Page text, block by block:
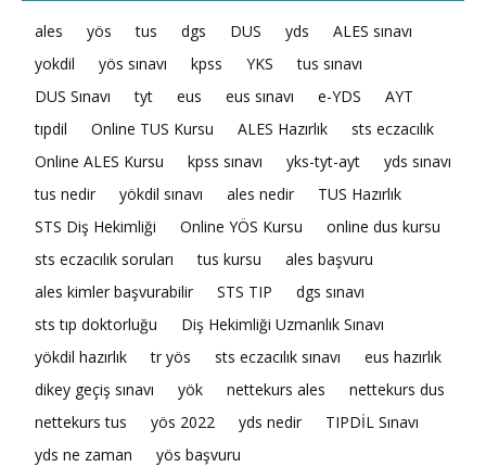
ales yös tus dgs DUS yds
ALES sınavı
yokdil
yös sınavı kpss YKS
tus sınavı
DUS Sınavı
tyt eus eus sınavı e-YDS
AYT
tıpdil
Online TUS Kursu ALES Hazırlık
sts eczacılık
Online ALES Kursu
kpss sınavı yks-tyt-ayt
yds sınavı
tus nedir
yökdil sınavı ales nedir
TUS Hazırlık
STS Diş Hekimliği
Online YÖS Kursu
online dus kursu
sts eczacılık soruları
tus kursu
ales başvuru
ales kimler başvurabilir
STS TIP
dgs sınavı
sts tıp doktorluğu
Diş Hekimliği Uzmanlık Sınavı
yökdil hazırlık
tr yös sts eczacılık sınavı
eus hazırlık
dikey geçiş sınavı
yök nettekurs ales
nettekurs dus
nettekurs tus
yös 2022 yds nedir
TIPDİL Sınavı
yds ne zaman
yös başvuru